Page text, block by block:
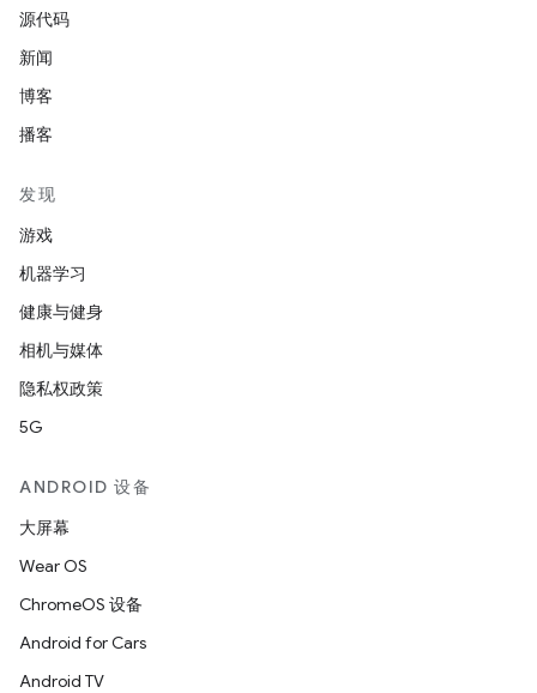
源代码
新闻
博客
播客
发现
游戏
机器学习
健康与健身
相机与媒体
隐私权政策
5G
ANDROID 设备
大屏幕
Wear OS
ChromeOS 设备
Android for Cars
Android TV